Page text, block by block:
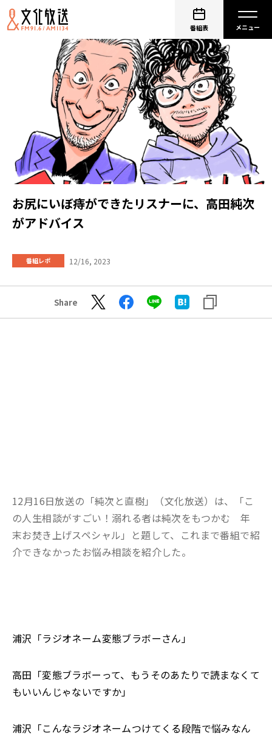
番組表
お尻にいぼ痔ができたリスナーに、高田純次
がアドバイス
番組レポ 12/16, 2023
Share
12月16日放送の「純次と直樹」（文化放送）は、「こ
の人生相談がすごい！溺れる者は純次をもつかむ 年
末お焚き上げスペシャル」と題して、これまで番組で紹
介できなかったお悩み相談を紹介した。
浦沢「ラジオネーム変態ブラボーさん」
高田「変態ブラボーって、もうそのあたりで読まなくて
もいいんじゃないですか」
浦沢「こんなラジオネームつけてくる段階で悩みなん